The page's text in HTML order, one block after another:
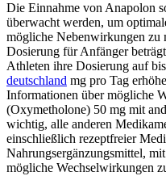
Die Einnahme von Anapolon
überwacht werden, um
mögliche Nebenwirkungen zu
Dosierung für Anfänger
Athleten ihre Dosierung auf
deutschland mg pro Tag
Informationen über mögliche
(Oxymetholone) 50 mg mit
wichtig, alle anderen
einschließlich rezeptfreier
Nahrungsergänzungsmittel,
mögliche Wechselwirkungen